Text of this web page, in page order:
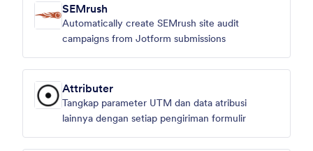
SEMrush
Automatically create SEMrush site audit
campaigns from Jotform submissions
Attributer
Tangkap parameter UTM dan data atribusi
lainnya dengan setiap pengiriman formulir